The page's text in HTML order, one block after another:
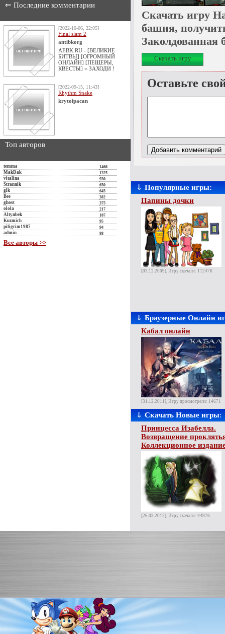
⇐ Последние комментарии
[2022-10-06, 22:05]
Final slam 2
antibkorg
AEBK.RU - [ВЕЛИКИЕ
БИТВЫ] [ОГРОМНЫЙ
ОНЛАЙН] [ПЕЩЕРЫ,
КВЕСТЫ] = ЗАХОДИ !
[2022-09-15, 11:43]
Rhythm Snake
krytoipacan
Топ авторов
temma 1466
MakDak 1325
vitalina 930
Strannik 650
glk 645
Bee 382
ghost 375
olola 217
Altynbek 107
Kuzmich 95
piligrim1987 94
admin 88
Все авторы >>
Скачать игру
башня,
Заколдованная
Скачать игру
Оставьте
⇓ Популярные игры:
Папины дочки
[03.12.2009], Игру скачали: 112476
⇓ Браузерные Онлайн
Кабал онлайн
[31.12.2011], Игру просмотрели: 14671
⇓ Скачать Новые игры:
Принцесса Изабелла.
Возвращение
Коллекционное
[26.03.2012], Игру скачали: 44976